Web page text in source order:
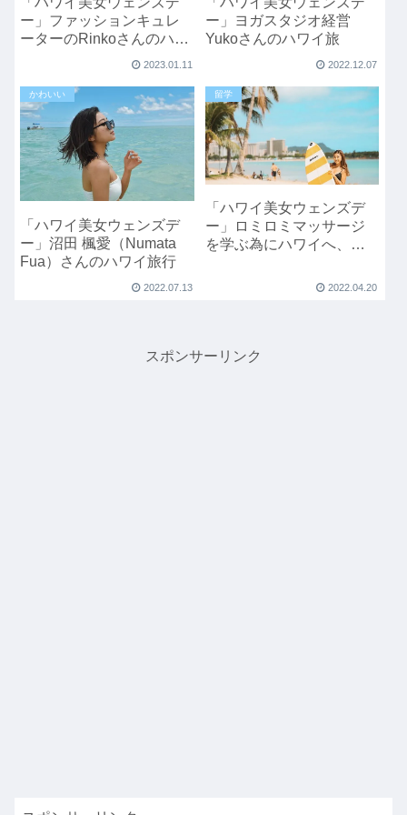
ー」ファッションキュレ
ーターのRinkoさんのハワ
2023.01.11
ー」ヨガスタジオ経営
Yukoさんのハワイ旅
2022.12.07
かわいい
「ハワイ美女ウェンズデ
ー」沼田 楓愛（Numata
Fua）さんのハワイ旅行
2022.07.13
留学
「ハワイ美女ウェンズデ
ー」ロミロミマッサージ
を学ぶ為にハワイへ、
2022.04.20
スポンサーリンク